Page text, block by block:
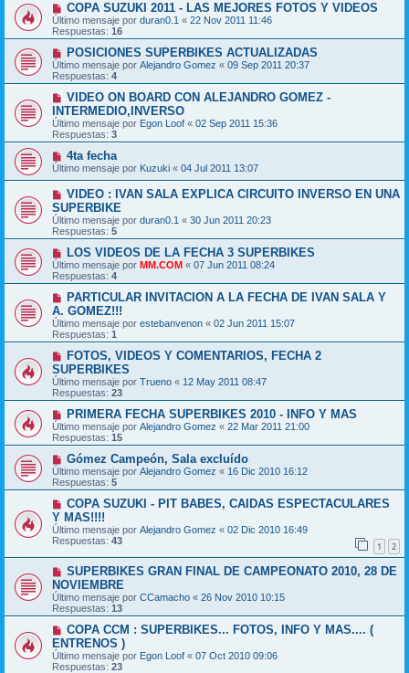
COPA SUZUKI 2011 - LAS MEJORES FOTOS Y VIDEOS
Último mensaje por duran0.1 « 22 Nov 2011 11:46
Respuestas: 16
POSICIONES SUPERBIKES ACTUALIZADAS
Último mensaje por Alejandro Gomez « 09 Sep 2011 20:37
Respuestas: 4
VIDEO ON BOARD CON ALEJANDRO GOMEZ -
INTERMEDIO,INVERSO
Último mensaje por Egon Loof « 02 Sep 2011 15:36
Respuestas: 3
4ta fecha
Último mensaje por Kuzuki « 04 Jul 2011 13:07
VIDEO : IVAN SALA EXPLICA CIRCUITO INVERSO EN UNA
SUPERBIKE
Último mensaje por duran0.1 « 30 Jun 2011 20:23
Respuestas: 5
LOS VIDEOS DE LA FECHA 3 SUPERBIKES
Último mensaje por MM.COM « 07 Jun 2011 08:24
Respuestas: 4
PARTICULAR INVITACION A LA FECHA DE IVAN SALA Y
A. GOMEZ!!!
Último mensaje por estebanvenon « 02 Jun 2011 15:07
Respuestas: 1
FOTOS, VIDEOS Y COMENTARIOS, FECHA 2
SUPERBIKES
Último mensaje por Trueno « 12 May 2011 08:47
Respuestas: 23
PRIMERA FECHA SUPERBIKES 2010 - INFO Y MAS
Último mensaje por Alejandro Gomez « 22 Mar 2011 21:00
Respuestas: 15
Gómez Campeón, Sala excluído
Último mensaje por Alejandro Gomez « 16 Dic 2010 16:12
Respuestas: 5
COPA SUZUKI - PIT BABES, CAIDAS ESPECTACULARES
Y MAS!!!!
Último mensaje por Alejandro Gomez « 02 Dic 2010 16:49
Respuestas: 43 1 2
SUPERBIKES GRAN FINAL DE CAMPEONATO 2010, 28 DE
NOVIEMBRE
Último mensaje por CCamacho « 26 Nov 2010 10:15
Respuestas: 13
COPA CCM : SUPERBIKES... FOTOS, INFO Y MAS.... (
ENTRENOS )
Último mensaje por Egon Loof « 07 Oct 2010 09:06
Respuestas: 23